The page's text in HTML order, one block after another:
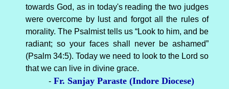
towards God, as in today's reading the two judges
were overcome by lust and forgot all the rules of
morality. The Psalmist tells us “Look to him, and be
radiant; so your faces shall never be ashamed”
(Psalm 34:5). Today we need to look to the Lord so
that we can live in divine grace.
-Fr. Sanjay Paraste (Indore Diocese)